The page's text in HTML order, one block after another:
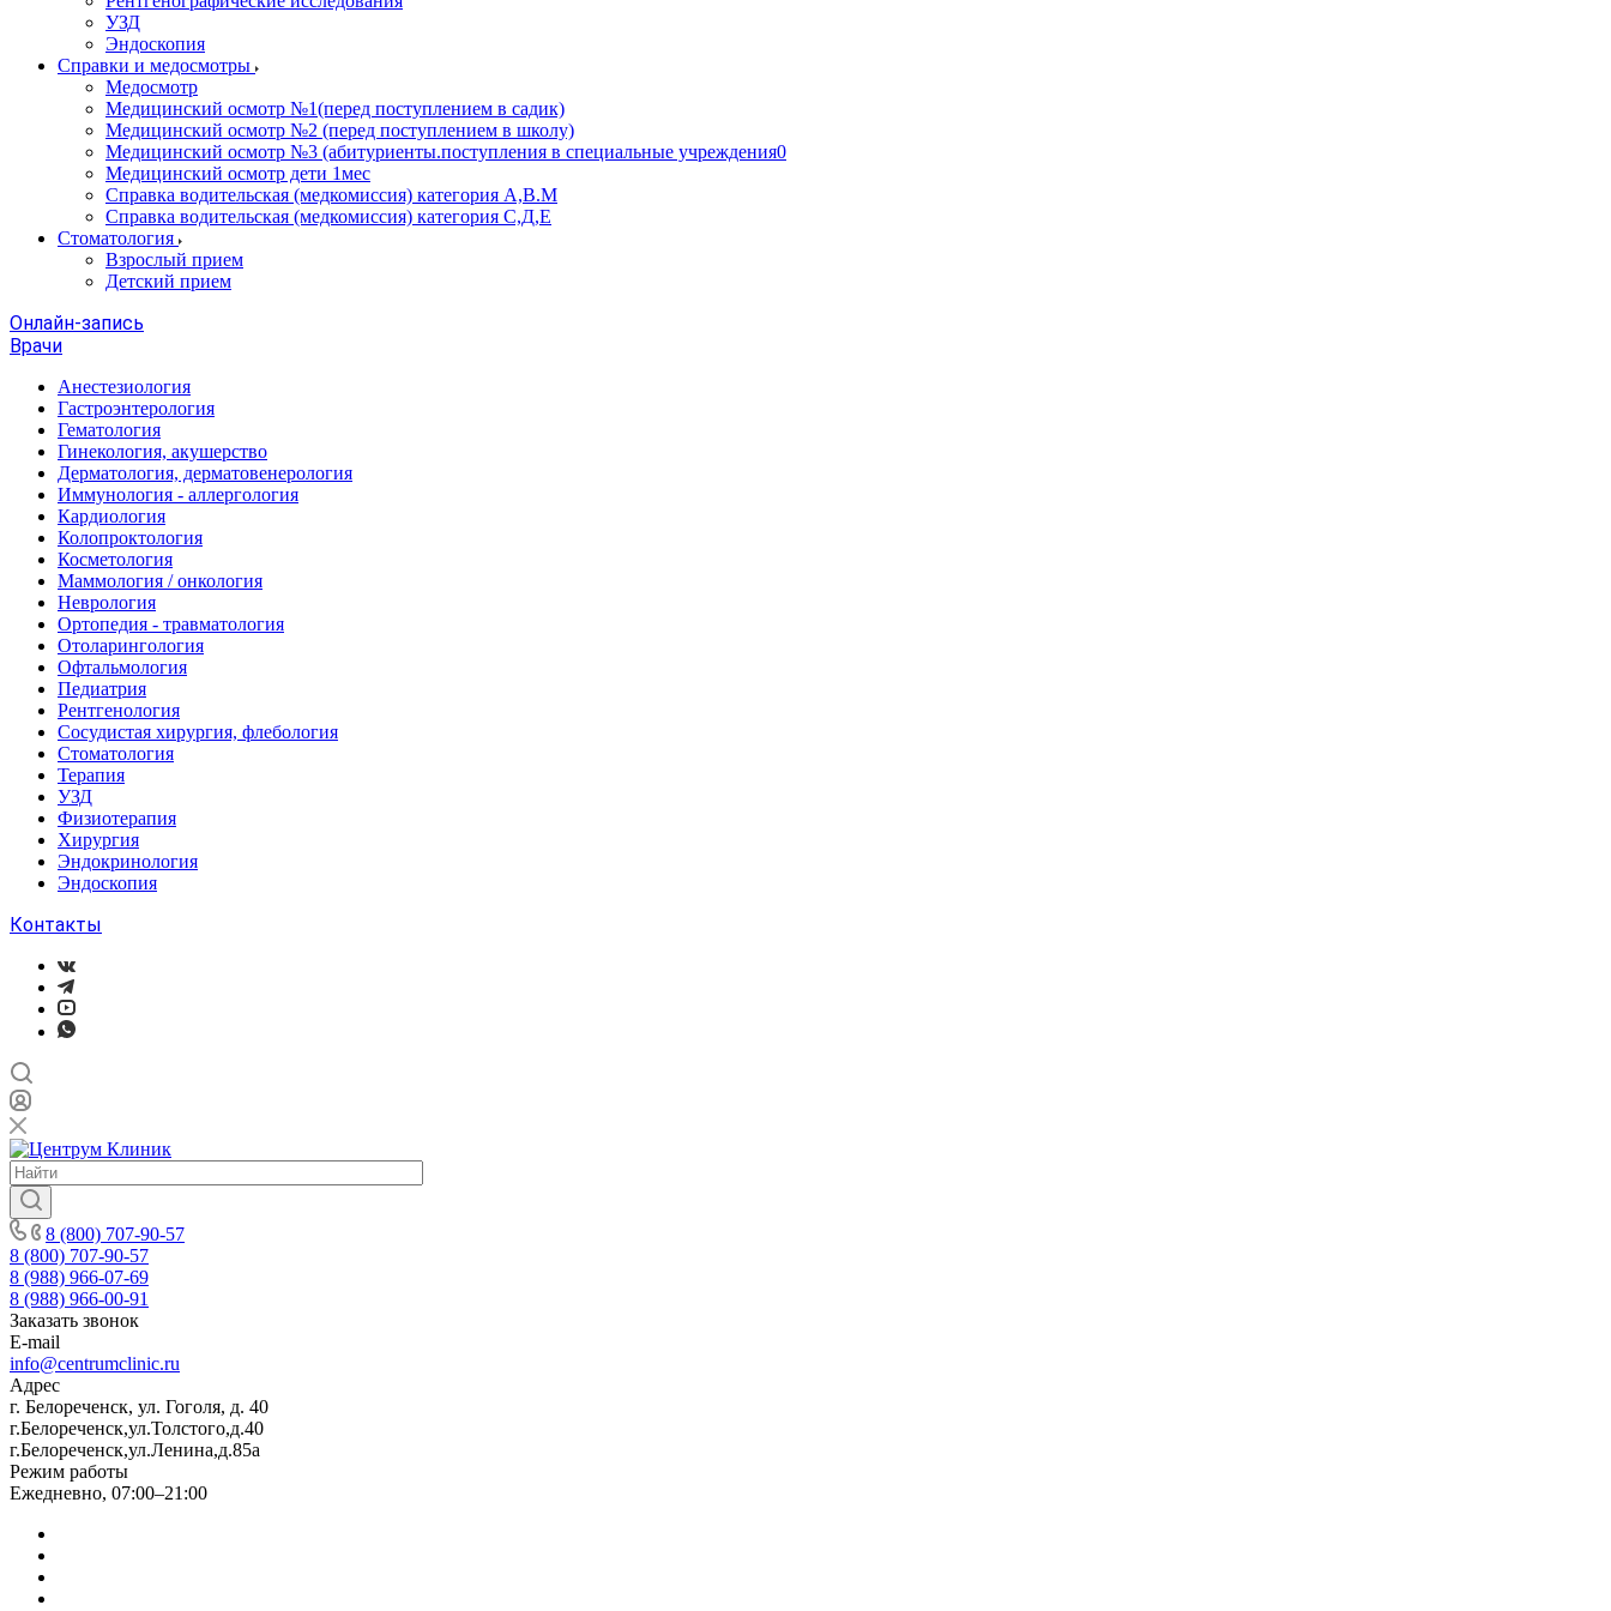
УЗД
Эндоскопия
Справки и медосмотры
Медосмотр
Медицинский осмотр №1(перед поступлением в садик)
Медицинский осмотр №2 (перед поступлением в школу)
Медицинский осмотр №3 (абитуриенты.поступления в специальные учреждения0
Медицинский осмотр дети 1мес
Справка водительская (медкомиссия) категория А,В.М
Справка водительская (медкомиссия) категория С,Д,Е
Стоматология
Взрослый прием
Детский прием
Онлайн-запись
Врачи
Анестезиология
Гастроэнтерология
Гематология
Гинекология, акушерство
Дерматология, дерматовенерология
Иммунология - аллергология
Кардиология
Колопроктология
Косметология
Маммология / онкология
Неврология
Ортопедия - травматология
Отоларингология
Офтальмология
Педиатрия
Рентгенология
Сосудистая хирургия, флебология
Стоматология
Терапия
УЗД
Физиотерапия
Хирургия
Эндокринология
Эндоскопия
Контакты
8 (800) 707-90-57
8 (800) 707-90-57
8 (988) 966-07-69
8 (988) 966-00-91
Заказать звонок
E-mail
info@centrumclinic.ru
Адрес
г. Белореченск, ул. Гоголя, д. 40
г.Белореченск,ул.Толстого,д.40
г.Белореченск,ул.Ленина,д.85а
Режим работы
Ежедневно, 07:00–21:00